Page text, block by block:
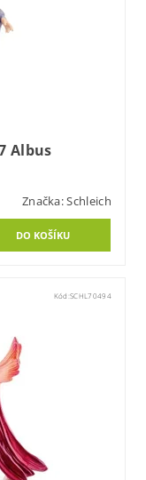
Albus
Značka:Schleich
Kód:SCHL70494